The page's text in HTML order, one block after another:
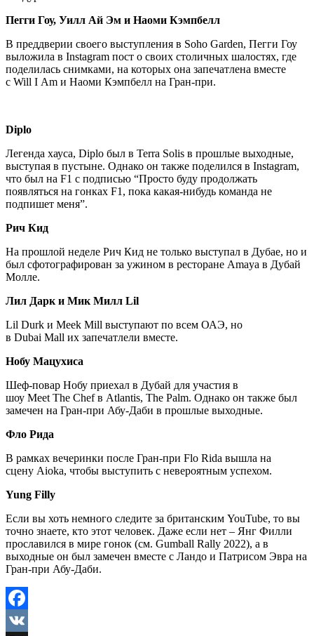
Пегги Гоу, Уилл Ай Эм и Наоми Кэмпбелл
В преддверии своего выступления в Soho Garden, Пегги Гоу
выложила в Instagram пост о своих столичных шалостях, где
поделилась снимками, на которых она запечатлена вместе
с Will I Am и Наоми Кэмпбелл на Гран-при.
Diplo
Легенда хауса, Diplo был в Terra Solis в прошлые выходные,
выступая в пустыне. Однако он также поделился в Instagram,
что был на F1 с подписью “Просто буду продолжать
появляться на гонках F1, пока какая-нибудь команда не
подпишет меня”.
Рич Кид
На прошлой неделе Рич Кид не только выступал в Дубае, но и
был сфотографирован за ужином в ресторане Amaya в Дубай
Молле.
Лил Дарк и Мик Милл Lil
Lil Durk и Meek Mill выступают по всем ОАЭ, но
в Dubai Mall их запечатлели вместе.
Нобу Мацухиса
Шеф-повар Нобу приехал в Дубай для участия в
шоу Meet The Chef в Atlantis, The Palm. Однако он также был
замечен на Гран-при Абу-Даби в прошлые выходные.
Фло Рида
В рамках вечеринки после Гран-при Flo Rida вышла на
сцену Aioka, чтобы выступить с невероятным успехом.
Yung Filly
Если вы хоть немного следите за британским YouTube, то вы
точно знаете, кто этот человек. Даже если нет – Янг Филли
прославился в мире гонок (см. Gumball Rally 2022), а в
выходные он был замечен вместе с Ландо и Патрисом Эвра на
Гран-при Абу-Даби.
Facebook